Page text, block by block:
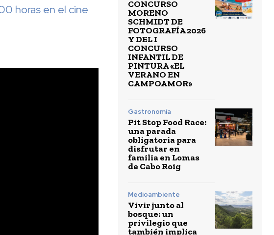
horas en el cine
CONCURSO
MORENO
SCHMIDT DE
FOTOGRAFÍA 2026
Y DEL I
CONCURSO
INFANTIL DE
PINTURA «EL
VERANO EN
CAMPOAMOR»
Gastronomía
Pit Stop Food Race:
una parada
obligatoria para
disfrutar en
familia en Lomas
de Cabo Roig
Medioambiente
Vivir junto al
bosque: un
privilegio que
también implica